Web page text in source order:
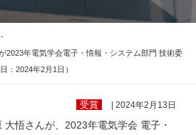
2023年電気学会電子・情報・システム部門 技術委
：2024年2月1日）
受賞 | 2024年2月13日
悟さんが、2023年電気学会 電子・